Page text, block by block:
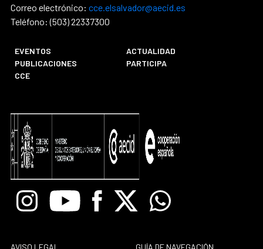
Correo electrónico: cce.elsalvador@aecid.es
Teléfono: (503) 22337300
EVENTOS
ACTUALIDAD
PUBLICACIONES
PARTICIPA
CCE
InstagramYoutube Facebook
X Whatsapp